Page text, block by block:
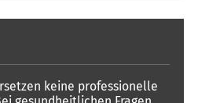
keine professionelle